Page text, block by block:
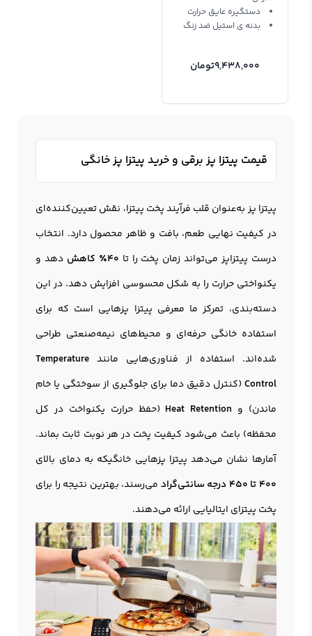
دستگیره عایق حرارت
بدنه ی استیل ضد زنگ
9,438,000تومان
قیمت پیتزا پز برقی و خرید پیتزا پز خانگی
پیتزا پزبه‌عنوان قلب فرآیند پخت پیتزا، نقش تعیین‌کننده‌ای
در کیفیت نهایی طعم، بافت و ظاهر محصول دارد. انتخاب
درست پیتزاپز می‌تواند زمان پخت را تا ۴۰٪ کاهش
دهد و
یکنواختی حرارت را به شکل محسوسی افزایش دهد. در این
دسته‌بندی، تمرکز ما معرفی پیتزا پزهایی است که برای
استفاده خانگی حرفه‌ای و محیط‌های نیمه‌صنعتی طراحی
شده‌اند. استفاده از فناوری‌هایی مانند Temperature
Control (کنترل دقیق دما برای جلوگیری از سوختگی یا خام
ماندن) و Heat Retention (حفظ حرارت یکنواخت در کل
محفظه) باعث می‌شود کیفیت پخت در هر نوبت ثابت بماند.
آمارها نشان می‌دهد پیتزا پزهایی خانگیکه به دمای بالای
۴۰۰ تا ۴۵۰ درجه سانتی‌گراد
می‌رسند، بهترین نتیجه را برای
پخت پیتزای ایتالیایی ارائه می‌دهند.